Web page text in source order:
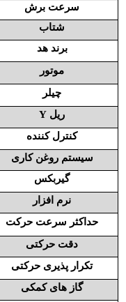
سرعت برش
شتاب
برند هد
موتور
چیلر
ریل Y
کنترل کننده
سیستم روغن کاری
گیربکس
نرم افزار
حداکثر سرعت حرکت
دقت حرکتی
تکرار پذیری حرکتی
گاز های کمکی